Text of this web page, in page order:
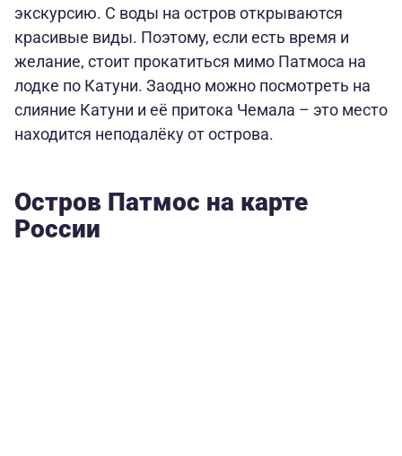
экскурсию. С воды на остров открываются
красивые виды. Поэтому, если есть время и
желание, стоит прокатиться мимо Патмоса на
лодке по Катуни. Заодно можно посмотреть на
слияние Катуни и её притока Чемала – это место
находится неподалёку от острова.
Остров Патмос на карте
России